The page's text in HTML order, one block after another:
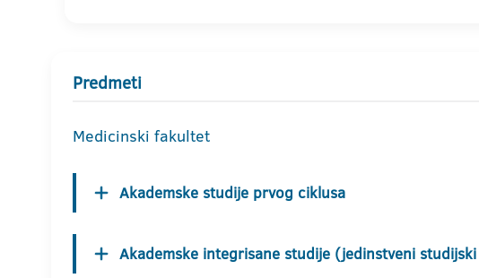
Predmeti
Medicinski fakultet
Akademske studije prvog ciklusa
Akademske integrisane studije (jedinstveni